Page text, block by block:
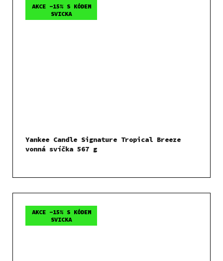
AKCE -15% S KÓDEM
SVICKA
Yankee Candle Signature Tropical Breeze
vonná svíčka 567 g
AKCE -15% S KÓDEM
SVICKA